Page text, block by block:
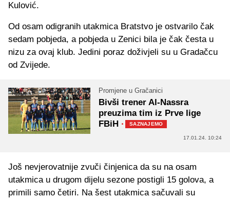
Kulović.
Od osam odigranih utakmica Bratstvo je ostvarilo čak
sedam pobjeda, a pobjeda u Zenici bila je čak česta u
nizu za ovaj klub. Jedini poraz doživjeli su u Gradačcu
od Zvijede.
Promjene u Gračanici
Bivši trener Al-Nassra
preuzima tim iz Prve lige
FBiH · SAZNAJEMO
17.01.24. 10:24
Još nevjerovatnije zvuči činjenica da su na osam
utakmica u drugom dijelu sezone postigli 15 golova, a
primili samo četiri. Na šest utakmica sačuvali su